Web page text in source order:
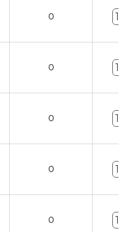
0
0
0
0
0